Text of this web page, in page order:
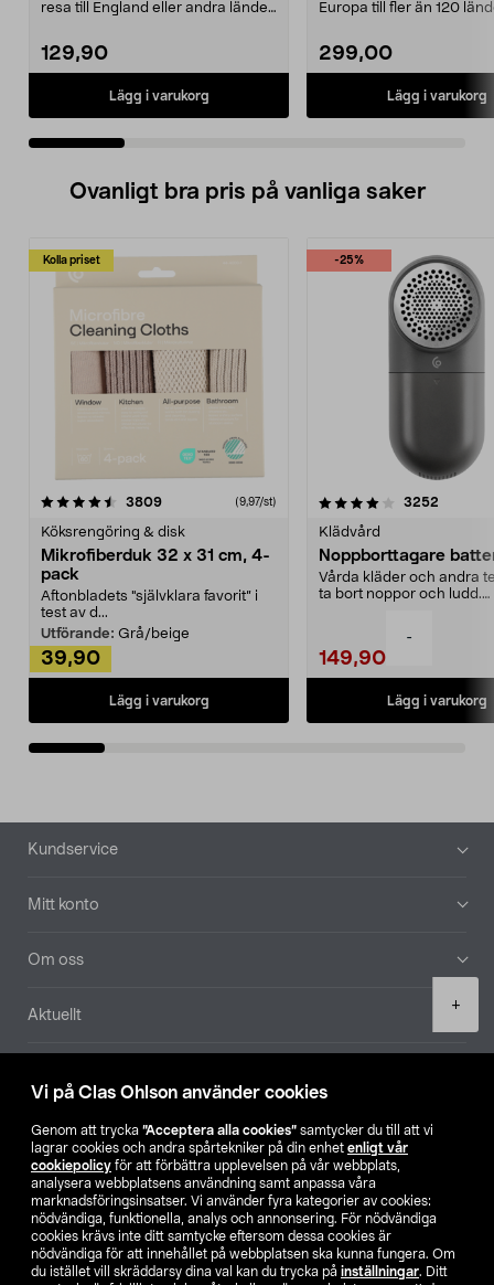
Vi på Clas Ohlson använder cookies
Genom att trycka ”Acceptera alla cookies” samtycker du till att vi
lagrar cookies och andra spårtekniker på din enhet enligt vår
cookiepolicy för att förbättra upplevelsen på vår webbplats,
analysera webbplatsens användning samt anpassa våra
marknadsföringsinsatser. Vi använder fyra kategorier av cookies:
nödvändiga, funktionella, analys och annonsering. För nödvändiga
cookies krävs inte ditt samtycke eftersom dessa cookies är
nödvändiga för att innehållet på webbplatsen ska kunna fungera. Om
du istället vill skräddarsy dina val kan du trycka på inställningar. Ditt
-
+
resa till England eller andra länder
129,90
Lägg i varukorg
Europa till fler än 120
299,00
Lägg i varukorg
Ovanligt bra pris på vanliga saker
Kolla priset
3809recensioner (9,97/st)
Köksrengöring & disk
Mikrofiberduk 32 x 31 cm, 4-
pack
Aftonbladets "självklara favorit” i
test av d...
Utförande: Grå/beige
39,90
Lägg i varukorg
-25%
4.0av 5 stjärnor 3252
Klädvård
Noppborttagare
Vårda kläder och andra
ta bort noppor och ludd.
149,90
Lägg i varukorg
4.5av 5 stjärnor
Sidfot
Kundservice
Mitt konto
Om oss
Aktuellt
Hitta butik
SE NO FI